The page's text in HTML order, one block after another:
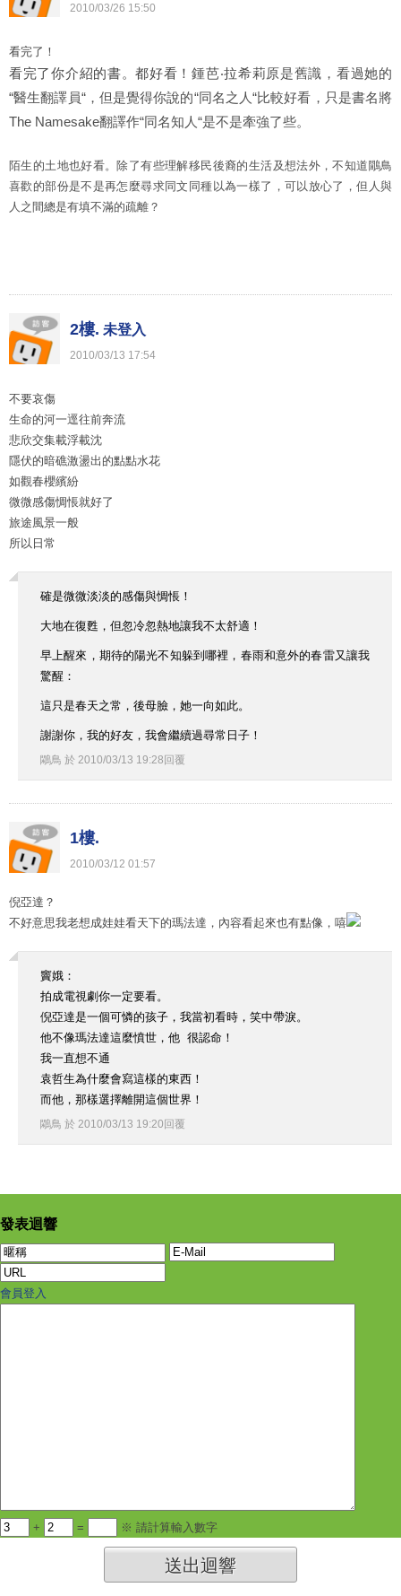
2010/03/26 15:50
看完了！
看完了你介紹的書。都好看！鍾芭‧拉希莉原是舊識，看過她的
“醫生翻譯員“，但是覺得你說的“同名之人“比較好看，只是書名將
The Namesake翻譯作“同名知人“是不是牽強了些。
陌生的土地也好看。除了有些理解移民後裔的生活及想法外，不知道鷳鳥
喜歡的部份是不是再怎麼尋求同文同種以為一樣了，可以放心了，但人與
人之間總是有填不滿的疏離？
2樓. 未登入
2010/03/13 17:54
不要哀傷
生命的河一逕往前奔流
悲欣交集載浮載沈
隱伏的暗礁激盪出的點點水花
如觀春櫻繽紛
微微感傷惆悵就好了
旅途風景一般
所以日常
確是微微淡淡的感傷與惆悵！
大地在復甦，但忽冷忽熱地讓我不太舒適！
早上醒來，期待的陽光不知躲到哪裡，春雨和意外的春雷又讓我
驚醒：
這只是春天之常，後母臉，她一向如此。
謝謝你，我的好友，我會繼續過尋常日子！
鷴鳥 於 2010/03/13 19:28 回覆
1樓.
2010/03/12 01:57
倪亞達？
不好意思我老想成娃娃看天下的瑪法達，內容看起來也有點像，嘻
竇娥：
拍成電視劇你一定要看。
倪亞達是一個可憐的孩子，我當初看時，笑中帶淚。
他不像瑪法達這麼憤世，他 很認命！
我一直想不通
袁哲生為什麼會寫這樣的東西！
而他，那樣選擇離開這個世界！
鷴鳥 於 2010/03/13 19:20 回覆
發表迴響
會員登入
+ = ※ 請計算輸入數字
送出迴響